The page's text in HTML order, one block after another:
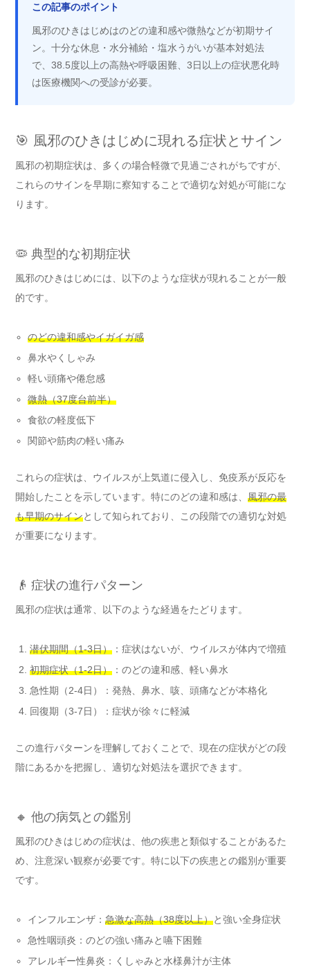
この記事のポイント
風邪のひきはじめはのどの違和感や微熱などが初期サイ
ン。十分な休息・水分補給・塩水うがいが基本対処法
で、38.5度以上の高熱や呼吸困難、3日以上の症状悪化時
は医療機関への受診が必要。
🎯 風邪のひきはじめに現れる症状とサイン
風邪の初期症状は、多くの場合軽微で見過ごされがちですが、
これらのサインを早期に察知することで適切な対処が可能にな
ります。
🦠 典型的な初期症状
風邪のひきはじめには、以下のような症状が現れることが一般
的です。
のどの違和感やイガイガ感
鼻水やくしゃみ
軽い頭痛や倦怠感
微熱（37度台前半）
食欲の軽度低下
関節や筋肉の軽い痛み
これらの症状は、ウイルスが上気道に侵入し、免疫系が反応を
開始したことを示しています。特にのどの違和感は、 風邪の最
も早期のサインとして知られており、この段階での適切な対処
が重要になります。
👴 症状の進行パターン
風邪の症状は通常、以下のような経過をたどります。
潜伏期間（1-3日） ：症状はないが、ウイルスが体内で増殖
初期症状（1-2日） ：のどの違和感、軽い鼻水
急性期（2-4日）：発熱、鼻水、咳、頭痛などが本格化
回復期（3-7日）：症状が徐々に軽減
この進行パターンを理解しておくことで、現在の症状がどの段
階にあるかを把握し、適切な対処法を選択できます。
🔸 他の病気との鑑別
風邪のひきはじめの症状は、他の疾患と類似することがあるた
め、注意深い観察が必要です。特に以下の疾患との鑑別が重要
です。
インフルエンザ：急激な高熱（38度以上）と強い全身症状
急性咽頭炎：のどの強い痛みと嚥下困難
アレルギー性鼻炎：くしゃみと水様鼻汁が主体